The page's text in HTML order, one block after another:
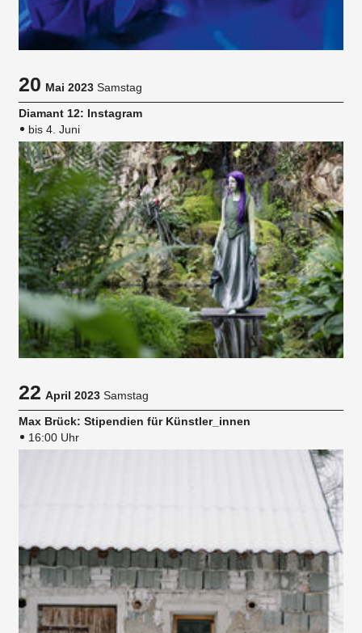
20Mai 2023 Samstag
Diamant 12: Instagram
bis 4. Juni
22April 2023 Samstag
Max Brück: Stipendien für Künstler_innen
16:00 Uhr